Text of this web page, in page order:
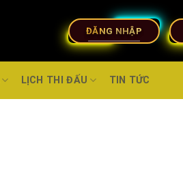
ĐĂNG NHẬP
LỊCH THI ĐẤU TIN TỨC